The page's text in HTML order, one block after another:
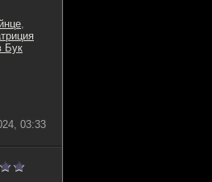
,
Бук
03:33